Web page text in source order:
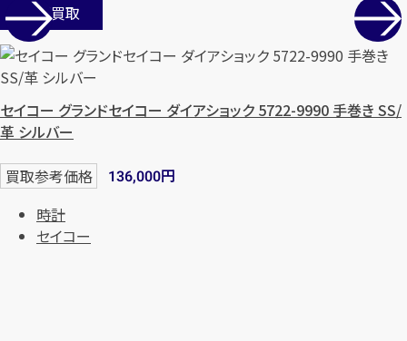
店舗買取
セイコー グランドセイコー ダイアショック 5722-9990 手巻き SS/
革 シルバー
買取参考価格 136,000円
時計
セイコー